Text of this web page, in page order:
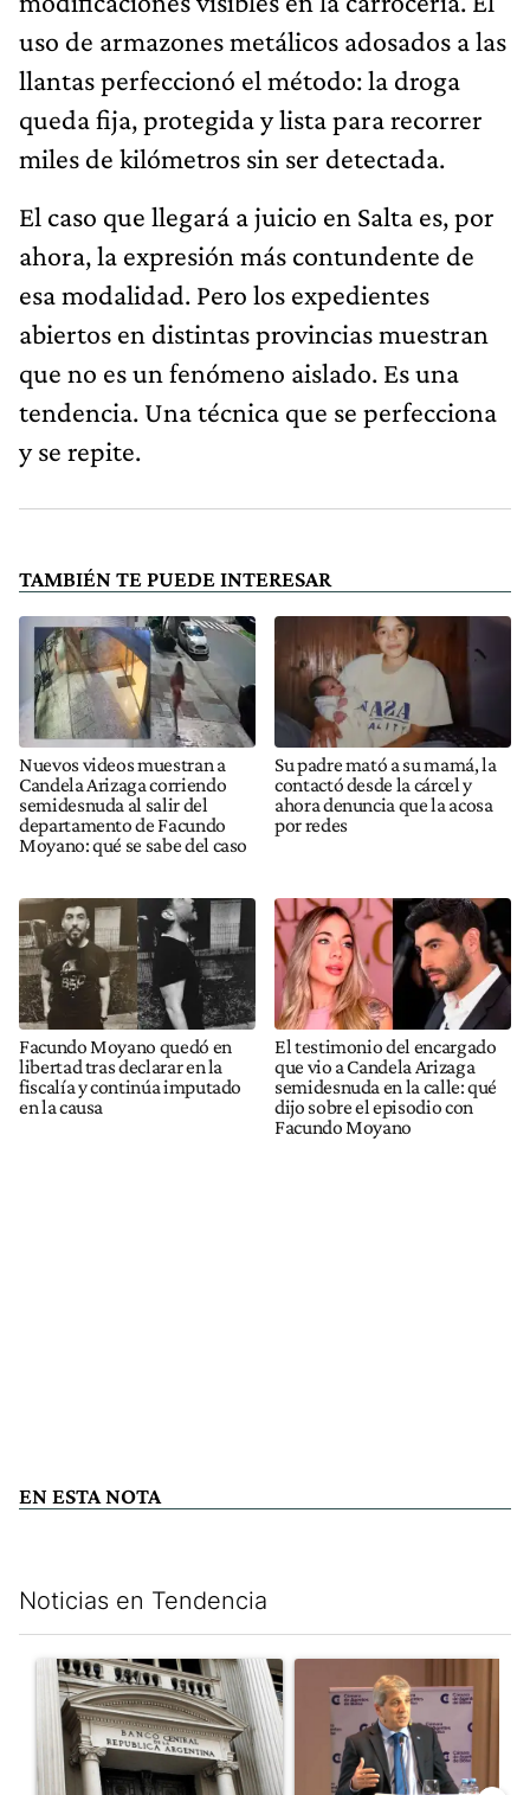
uso de armazones metálicos adosados a las
llantas perfeccionó el método: la droga
queda fija, protegida y lista para recorrer
miles de kilómetros sin ser detectada.
El caso que llegará a juicio en Salta es, por
ahora, la expresión más contundente de
esa modalidad. Pero los expedientes
abiertos en distintas provincias muestran
que no es un fenómeno aislado. Es una
tendencia. Una técnica que se perfecciona
y se repite.
TAMBIÉN TE PUEDE INTERESAR
Nuevos videos muestran a
Candela Arizaga corriendo
semidesnuda al salir del
departamento de Facundo
Moyano: qué se sabe del caso
Su padre mató a su mamá, la
contactó desde la cárcel y
ahora denuncia que la acosa
por redes
Facundo Moyano quedó en
libertad tras declarar en la
fiscalía y continúa imputado
en la causa
El testimonio del encargado
que vio a Candela Arizaga
semidesnuda en la calle: qué
dijo sobre el episodio con
Facundo Moyano
EN ESTA NOTA
Noticias en Tendencia
Un artículo de tendencia con el título "Las reservas del Banco